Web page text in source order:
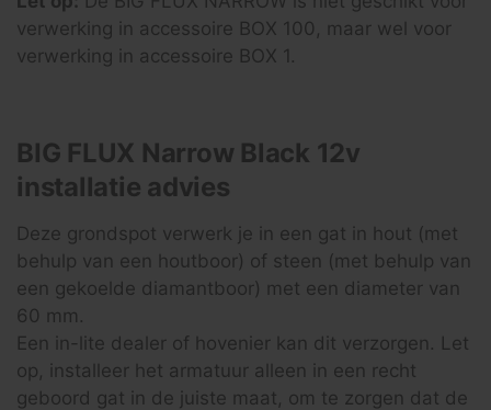
verwerking in accessoire BOX 100, maar wel voor
verwerking in accessoire BOX 1.
BIG FLUX Narrow Black 12v
installatie advies
Deze grondspot verwerk je in een gat in hout (met
behulp van een houtboor) of steen (met behulp van
een gekoelde diamantboor) met een diameter van
60 mm.
Een in-lite dealer of hovenier kan dit verzorgen. Let
op, installeer het armatuur alleen in een recht
geboord gat in de juiste maat, om te zorgen dat de